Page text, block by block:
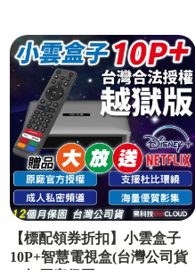
【標配領券折扣】小雲盒子
10P+智慧電視盒(台灣公司貨